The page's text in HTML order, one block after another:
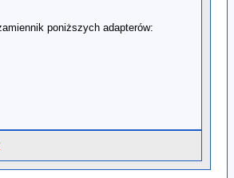
poniższych adapterów: